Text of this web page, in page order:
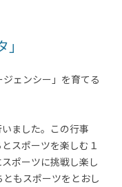
ェンシー」を育てる
ました。この行事
スポーツを楽しむ１
ポーツに挑戦し楽し
もスポーツをとおし